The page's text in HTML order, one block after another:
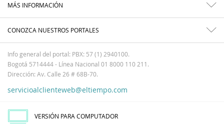
MÁS INFORMACIÓN
CONOZCA NUESTROS PORTALES
Info general del portal: PBX: 57 (1) 2940100.
Bogotá 5714444 - Línea Nacional 01 8000 110 211.
Dirección: Av. Calle 26 # 68B-70.
servicioalclienteweb@eltiempo.com
VERSIÓN PARA COMPUTADOR